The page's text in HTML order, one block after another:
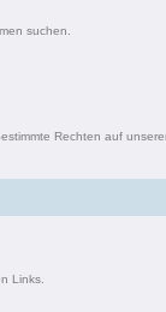
suchen.
Rechten auf
Links.